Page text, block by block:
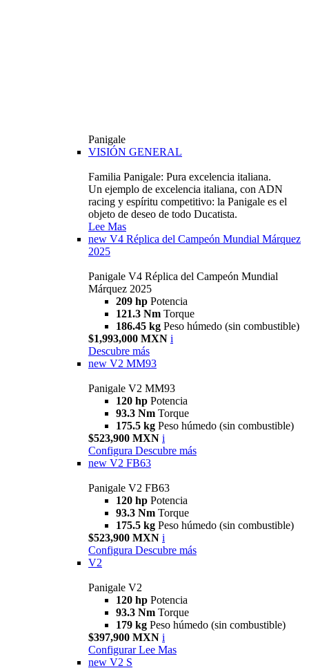
Panigale
VISIÓN GENERAL
Familia Panigale: Pura excelencia italiana.
Un ejemplo de excelencia italiana, con ADN
racing y espíritu competitivo: la Panigale es el
objeto de deseo de todo Ducatista.
Lee Mas
new V4 Réplica del Campeón Mundial Márquez
2025
Panigale V4 Réplica del Campeón Mundial
Márquez 2025
209 hp Potencia
121.3 Nm Torque
186.45 kg Peso húmedo (sin combustible)
$1,993,000 MXN i
Descubre más
new V2 MM93
Panigale V2 MM93
120 hp Potencia
93.3 Nm Torque
175.5 kg Peso húmedo (sin combustible)
$523,900 MXN i
Configura Descubre más
new V2 FB63
Panigale V2 FB63
120 hp Potencia
93.3 Nm Torque
175.5 kg Peso húmedo (sin combustible)
$523,900 MXN i
Configura Descubre más
V2
Panigale V2
120 hp Potencia
93.3 Nm Torque
179 kg Peso húmedo (sin combustible)
$397,900 MXN i
Configurar Lee Mas
new V2 S